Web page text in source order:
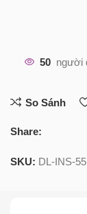
50 người
So Sánh
Share:
SKU: DL-INS-